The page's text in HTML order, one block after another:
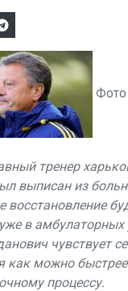
тренер
выписан из
восстановление
в амбулаторных
чувствует
как можно
процессу.